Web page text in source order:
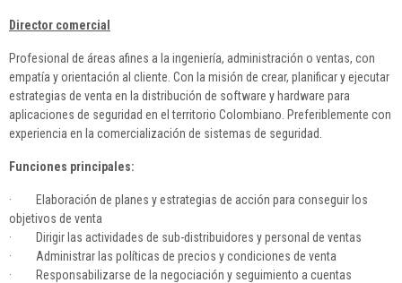
Director comercial
Profesional de áreas afines a la ingeniería, administración o ventas, con
empatía y orientación al cliente. Con la misión de crear, planificar y ejecutar
estrategias de venta en la distribución de software y hardware para
aplicaciones de seguridad en el territorio Colombiano. Preferiblemente con
experiencia en la comercialización de sistemas de seguridad.
Funciones principales:
· Elaboración de planes y estrategias de acción para conseguir los
objetivos de venta
· Dirigir las actividades de sub-distribuidores y personal de ventas
· Administrar las políticas de precios y condiciones de venta
· Responsabilizarse de la negociación y seguimiento a cuentas